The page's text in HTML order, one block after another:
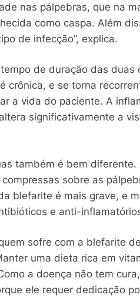
nas pálpebras, que na
como caspa. Além
de infecção”, explica.
de duração das
crônica, e se torna
a vida do paciente. A
significativamente a
também é bem
sobre as
blefarite é mais grave, e
e anti-
sofre com a blefarite
uma dieta rica em
a doença não tem
ele requer dedicação